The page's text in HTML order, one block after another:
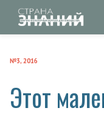
№3, 2016
Этот